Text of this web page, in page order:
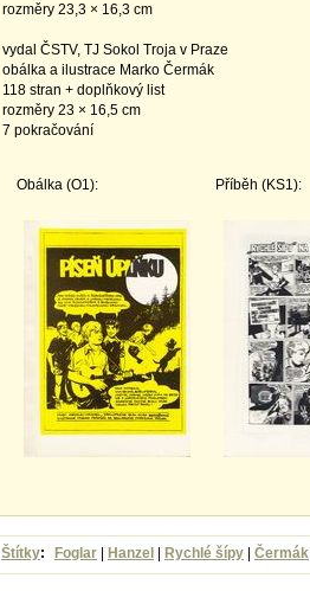
rozměry 23,3 × 16,3 cm
vydal ČSTV, TJ Sokol Troja v Praze
obálka a ilustrace Marko Čermák
118 stran + doplňkový list
rozměry 23 × 16,5 cm
7 pokračování
Obálka (O1): Příběh (KS1):
Štítky: Foglar Hanzel Rychlé šípy Čermák